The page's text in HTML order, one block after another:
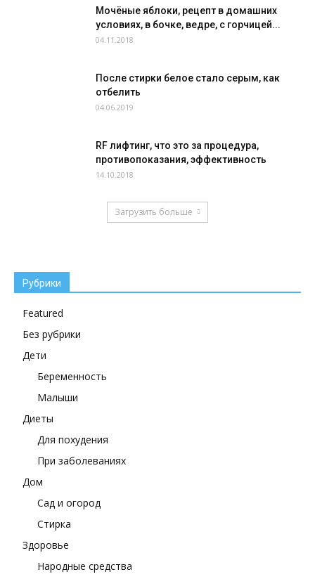
Мочёные яблоки, рецепт в домашних
условиях, в бочке, ведре, с горчицей...
04.11.2018
После стирки белое стало серым, как
отбелить
04.06.2019
RF лифтинг, что это за процедура,
противопоказания, эффективность
14.10.2018
Загрузить больше
Рубрики
Featured
Без рубрики
Дети
Беременность
Малыши
Диеты
Для похудения
При заболеваниях
Дом
Сад и огород
Стирка
Здоровье
Народные средства